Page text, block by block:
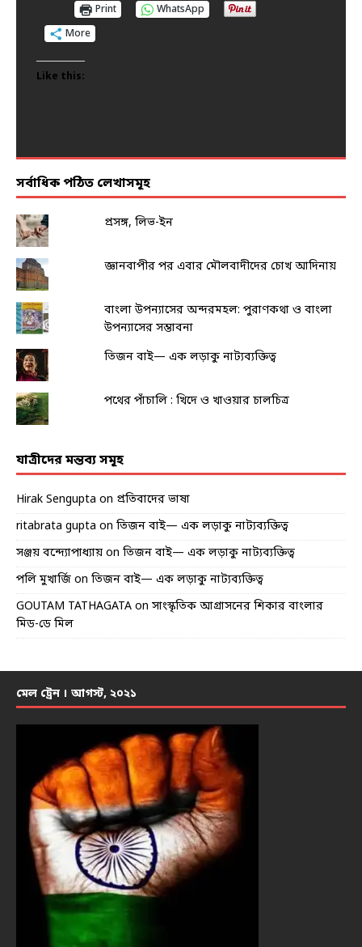
Print
WhatsApp
More
Like this:
Print
WhatsApp
More
Like this:
Print
WhatsApp
More
Like this:
Print
WhatsApp
More
Like this:
Print
WhatsApp
More
Like this:
সর্বাধিক পঠিত লেখাসমূহ
প্রসঙ্গ, লিভ-ইন
জ্ঞানবাপীর পর এবার মৌলবাদীদের চোখ আদিনায়
বাংলা উপন্যাসের অন্দরমহল: পুরাণকথা ও বাংলা
উপন্যাসের সম্ভাবনা
তিজন বাই— এক লড়াকু নাট্যব্যক্তিত্ব
পথের পাঁচালি : খিদে ও খাওয়ার চালচিত্র
যাত্রীদের মন্তব্য সমূহ
Hirak Sengupta on প্রতিবাদের ভাষা
ritabrata gupta on তিজন বাই— এক লড়াকু নাট্যব্যক্তিত্ব
সঞ্জয় বন্দ্যোপাধ্যায় on তিজন বাই— এক লড়াকু নাট্যব্যক্তিত্ব
পলি মুখার্জি on তিজন বাই— এক লড়াকু নাট্যব্যক্তিত্ব
GOUTAM TATHAGATA on সাংস্কৃতিক আগ্রাসনের শিকার বাংলার
মিড-ডে মিল
মেল ট্রেন । আগস্ট, ২০২১